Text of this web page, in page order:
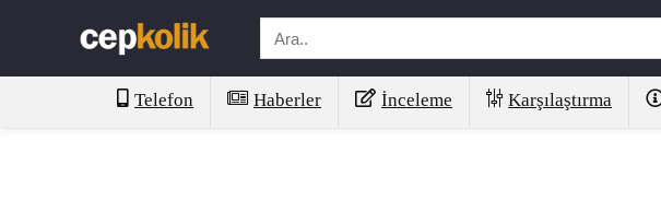
Telefon Haberler İnceleme Karşılaştırma